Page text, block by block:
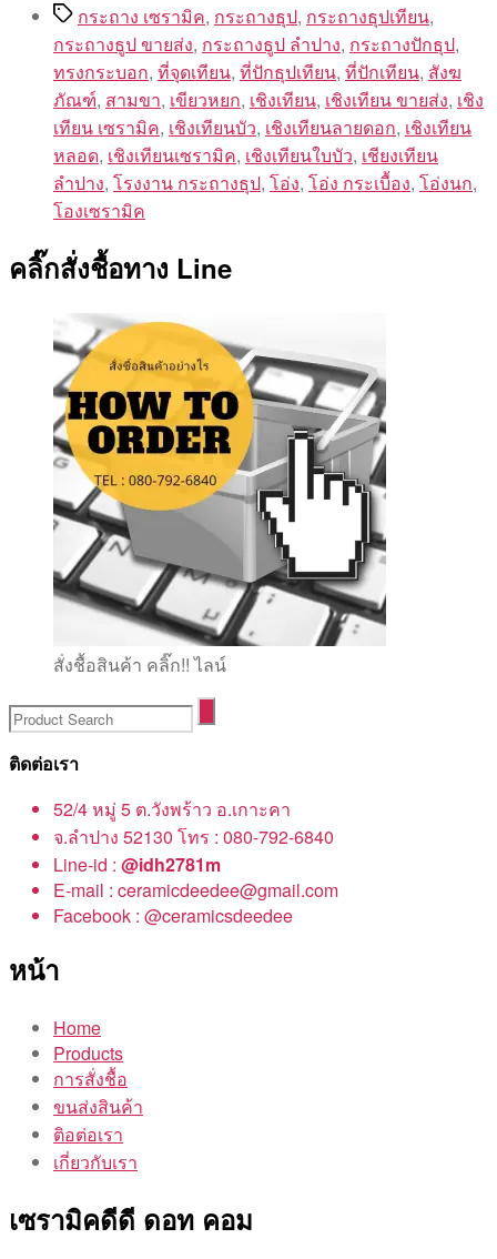
Tagsกระถาง เซรามิค, กระถางธุป, กระถางธุปเทียน,
กระถางธูป ขายส่ง, กระถางธูป ลำปาง, กระถางปักธุป,
ทรงกระบอก, ที่จุดเทียน, ที่ปักธุปเทียน, ที่ปักเทียน, สังฆ
ภัณฑ์, สามขา, เขียวหยก, เชิงเทียน, เชิงเทียน ขายส่ง, เชิง
เทียน เซรามิค, เชิงเทียนบัว, เชิงเทียนลายดอก, เชิงเทียน
หลอด, เชิงเทียนเซรามิค, เชิงเทียนใบบัว, เชียงเทียน
ลำปาง, โรงงาน กระถางธุป, โอ่ง, โอ่ง กระเบื้อง, โอ่งนก,
โองเซรามิค
คลิ๊กสั่งชื้อทาง Line
สั่งชื้อสินค้า คลิ๊ก!! ไลน์
ติดต่อเรา
52/4 หมู่ 5 ต.วังพร้าว อ.เกาะคา
จ.ลำปาง 52130 โทร : 080-792-6840
Line-id : @idh2781m
E-mail : ceramicdeedee@gmail.com
Facebook : @ceramicsdeedee
หน้า
Home
Products
การสั่งชื้อ
ขนส่งสินค้า
ติอต่อเรา
เกี่ยวกับเรา
เซรามิคดีดี ดอท คอม